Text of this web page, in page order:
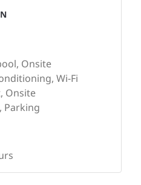
Onsite
Wi-Fi
Onsite
Parking